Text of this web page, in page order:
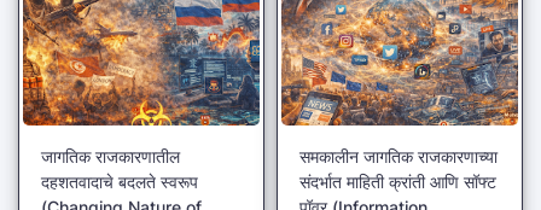
जागतिक राजकारणातील
दहशतवादाचे बदलते स्वरूप
समकालीन जागतिक राजकारणाच्या
संदर्भात माहिती क्रांती आणि सॉफ्ट